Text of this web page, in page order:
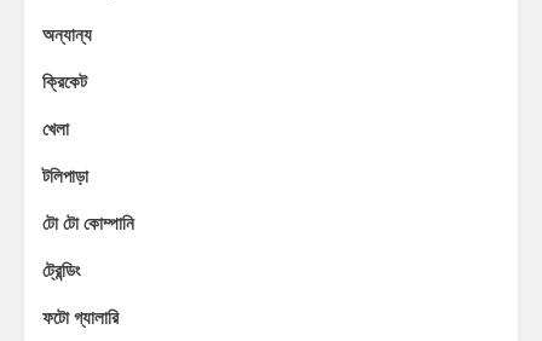
অন্যান্য
ক্রিকেট
খেলা
টলিপাড়া
টো টো কোম্পানি
ট্রেন্ডিং
ফটো গ্যালারি